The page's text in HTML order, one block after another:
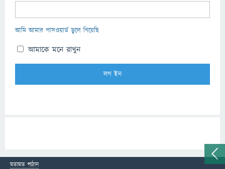
আমি আমার পাসওয়ার্ড ভুলে গিয়েছি
আমাকে মনে রাখুন
মতামত পাঠান